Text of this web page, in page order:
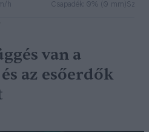
h
Csapadék: 0% (0 mm)Szél:
van a
az esőerdők